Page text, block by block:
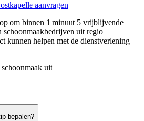
aanvragen
om binnen 1 minuut 5 vrijblijvende
schoonmaakbedrijven uit regio
kunnen helpen met de dienstverlening
uit
bepalen?